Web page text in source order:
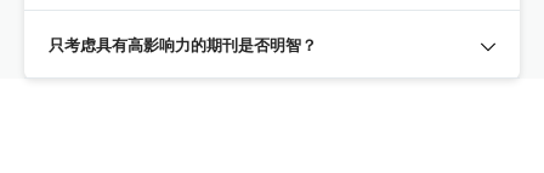
只考虑具有高影响力的期刊是否明智？